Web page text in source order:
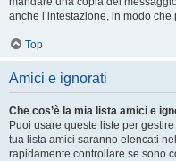
anche l’intestazione, in modo
Top
Amici e ignorati
Che cos’è la mia lista amici e
Puoi usare queste liste per
tua lista amici saranno elencati
rapidamente controllare se sono